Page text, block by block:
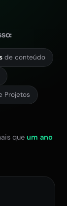
de conteúdo
Projetos
que um ano